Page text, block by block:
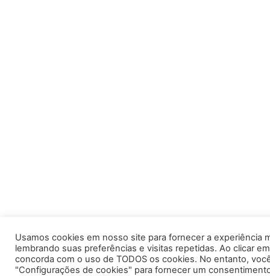
Usamos cookies em nosso site para fornecer a experiência
lembrando suas preferências e visitas repetidas. Ao clicar
concorda com o uso de TODOS os cookies. No entanto,
"Configurações de cookies" para fornecer um